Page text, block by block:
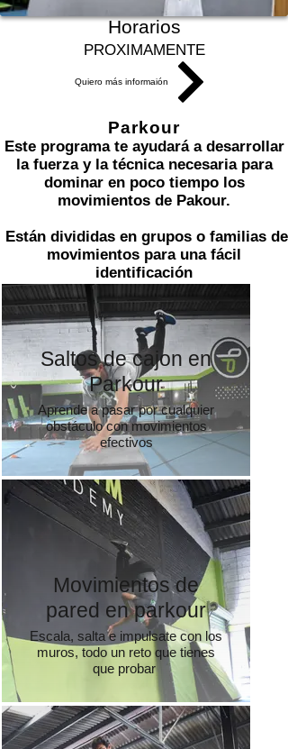
Horarios
PROXIMAMENTE
Quiero más informaión
Parkour
Este programa te ayudará a desarrollar
la fuerza y la técnica necesaria para
dominar en poco tiempo los
movimientos de Pakour.
Están divididas en grupos o familias de
movimientos para una fácil
identificación
Saltos de cajon en
Parkour
Aprende a pasar por cualquier
obstáculo con movimientos
efectivos
Movimientos de
pared en parkour
Escala, salta e impulsate con los
muros, todo un reto que tienes
que probar